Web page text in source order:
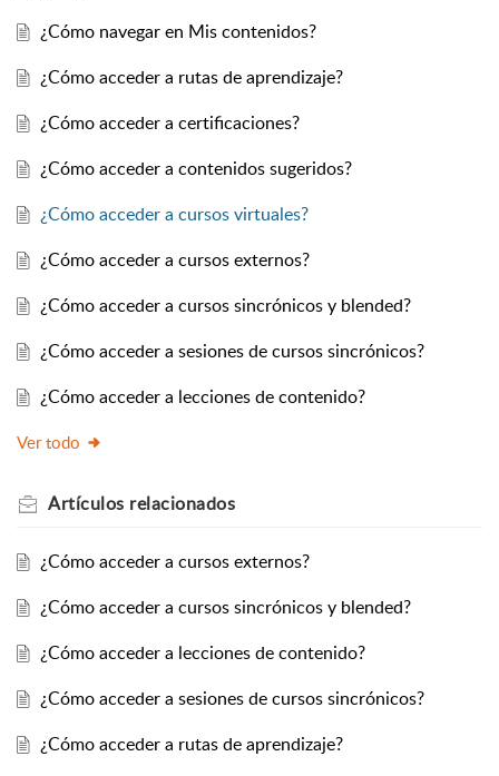
¿Cómo navegar en Mis contenidos?
¿Cómo acceder a rutas de aprendizaje?
¿Cómo acceder a certificaciones?
¿Cómo acceder a contenidos sugeridos?
¿Cómo acceder a cursos virtuales?
¿Cómo acceder a cursos externos?
¿Cómo acceder a cursos sincrónicos y blended?
¿Cómo acceder a sesiones de cursos sincrónicos?
¿Cómo acceder a lecciones de contenido?
Ver todo
Artículos relacionados
¿Cómo acceder a cursos externos?
¿Cómo acceder a cursos sincrónicos y blended?
¿Cómo acceder a lecciones de contenido?
¿Cómo acceder a sesiones de cursos sincrónicos?
¿Cómo acceder a rutas de aprendizaje?